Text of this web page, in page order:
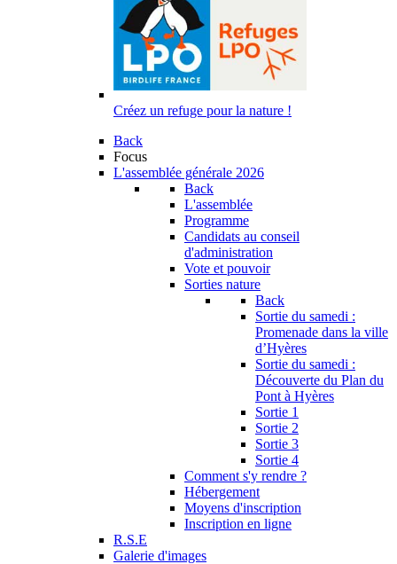
Créez un refuge pour la nature !
Back
Focus
L'assemblée générale 2026
Back
L'assemblée
Programme
Candidats au conseil
d'administration
Vote et pouvoir
Sorties nature
Back
Sortie du samedi :
Promenade dans la ville
d’Hyères
Sortie du samedi :
Découverte du Plan du
Pont à Hyères
Sortie 1
Sortie 2
Sortie 3
Sortie 4
Comment s'y rendre ?
Hébergement
Moyens d'inscription
Inscription en ligne
R.S.E
Galerie d'images